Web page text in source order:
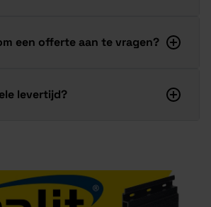
een offerte aan te vragen?
levertijd?